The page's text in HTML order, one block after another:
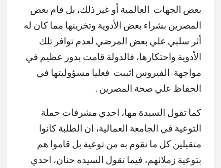
بعض الجهات العالمية أو غير ذلك، بل قام بعض
المصرين بشراء بعض الأدوية وتخزينها مما كان له
أثر سلبي علي بعض المرضي لعدم توافر تلك
الأدوية واحتكارها، فالدولة قامت بدور عظيم في
مواجهة الفيروس اثببت فعليا مسؤوليتها في
الحفاظ علي صحة المصرين .
كما تقول السيدة مها، احدي مشرفات حملة
التوعية في الجامعة العمالية، ان الطلبة كانوا
متقبلين كل ما نقوم به من توعية بل قاموا هم
بتوعية زملائهم، فيما تقول السيده حنان، احدي